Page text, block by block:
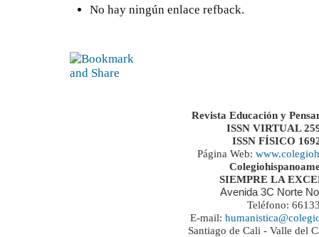
No hay ningún enlace refback.
Revista Educación y
ISSN VIRTUAL
ISSN FÍSICO
Página Web:
SIEMPRE LA
Avenida 3C Norte
Teléfono:
E-mail:
Santiago de Cali - Valle del